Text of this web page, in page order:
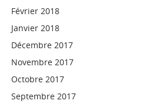
Février 2018
Janvier 2018
Décembre 2017
Novembre 2017
Octobre 2017
Septembre 2017